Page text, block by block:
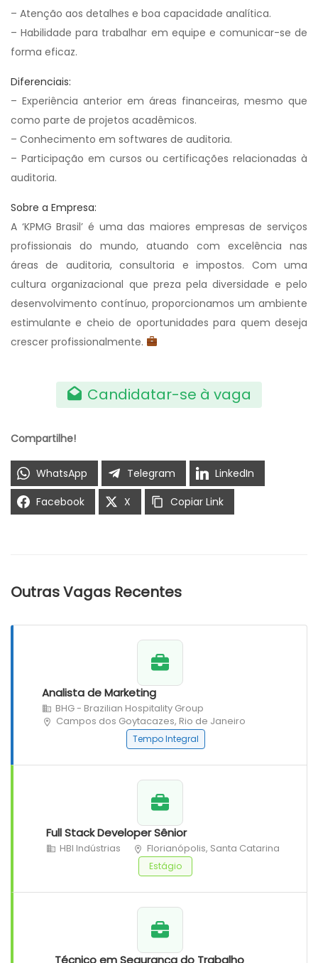
– Atenção aos detalhes e boa capacidade analítica.
– Habilidade para trabalhar em equipe e comunicar-se de
forma eficaz.
Diferenciais:
– Experiência anterior em áreas financeiras, mesmo que
como parte de projetos acadêmicos.
– Conhecimento em softwares de auditoria.
– Participação em cursos ou certificações relacionadas à
auditoria.
Sobre a Empresa:
A ‘KPMG Brasil’ é uma das maiores empresas de serviços
profissionais do mundo, atuando com excelência nas
áreas de auditoria, consultoria e impostos. Com uma
cultura organizacional que preza pela diversidade e pelo
desenvolvimento contínuo, proporcionamos um ambiente
estimulante e cheio de oportunidades para quem deseja
crescer profissionalmente.
Candidatar-se à vaga
Compartilhe!
WhatsApp Telegram
LinkedIn
Facebook
X Copiar Link
Outras Vagas Recentes
Analista de Marketing
BHG - Brazilian Hospitality Group
Campos dos Goytacazes, Rio de Janeiro
Tempo Integral
Full Stack Developer Sênior
HBI Indústrias Florianópolis, Santa Catarina
Estágio
Técnico em Segurança do Trabalho